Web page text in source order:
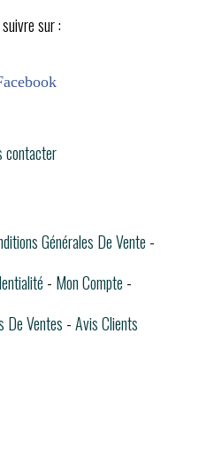
sur :
contacter
Générales De Vente
Mon Compte
De Ventes Avis Clients